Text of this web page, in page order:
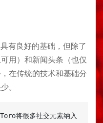
有良好的基础，但除了
用）和新闻头条（也仅
在传统的技术和基础分
。
将很多社交元素纳入